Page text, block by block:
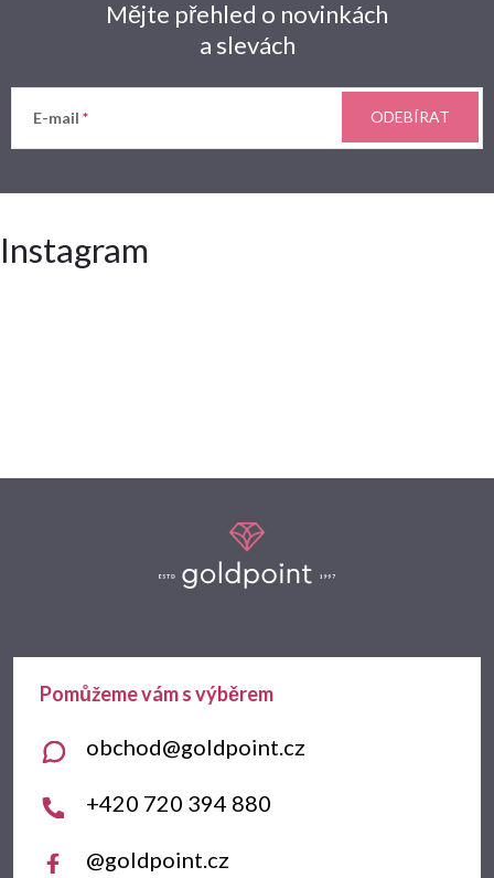
Mějte přehled o novinkách
a slevách
E-mail ODEBÍRAT
Instagram
a
obchod@goldpoint.cz
+420 720 394 880
@goldpoint.cz